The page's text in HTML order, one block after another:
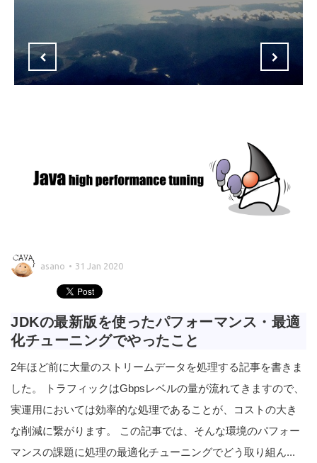
asano 31 Jan 2020
JDKの最新版を使ったパフォーマンス・最適
化チューニングでやったこと
2年ほど前に大量のストリームデータを処理する記事を書きま
した。 トラフィックはGbpsレベルの量が流れてきますので、
実運用においては効率的な処理であることが、コストの大き
な削減に繋がります。 この記事では、そんな環境のパフォー
マンスの課題に処理の最適化チューニングでどう取り組ん...